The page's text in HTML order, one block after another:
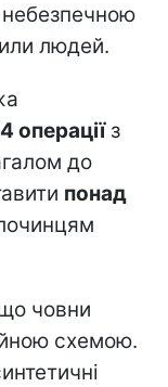
небезпечною
людей.
операціїз
до
понад
човни
схемою.